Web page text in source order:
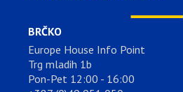
BRČKO
Europe House Info Point
Trg mladih 1b
Pon-Pet 12:00 - 16:00